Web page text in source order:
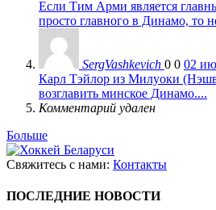
Если Тим Арми является
просто главного в Динамо, то
SergVashkevich 0 0 02
Карл Тэйлор из Милуоки
возглавить минское Динамо....
Комментарий удален
Больше
Свяжитесь с нами: Контакты
ПОСЛЕДНИЕ НОВОСТИ